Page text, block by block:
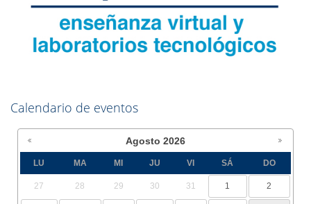
Calendario de eventos
Agosto 2026
LU MA MI JU VI SÁ DO
27 28 29 30 31 1 2